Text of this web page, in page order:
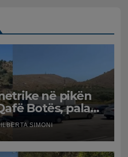
në pikën
Botës, pala
defekt në
mbeten të
SIMONI